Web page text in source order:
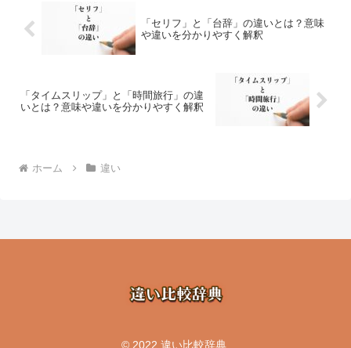
「セリフ」と「台辞」の違いとは？意味
や違いを分かりやすく解釈
「タイムスリップ」と「時間旅行」の違
いとは？意味や違いを分かりやすく解釈
ホーム 違い
© 2022 違い比較辞典.